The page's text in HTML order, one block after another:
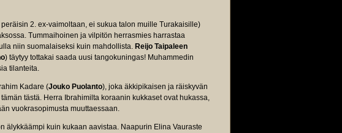
2. ex-vaimoltaan, ei sukua talon muille Turakaisille)
Tummaihoinen ja vilpitön herrasmies harrastaa
niin suomalaiseksi kuin mahdollista. Reijo Taipaleen
) täytyy tottakai saada uusi tangokuningas! Muhammedin
tilanteita.
Kadare (Jouko Puolanto), joka äkkipikaisen ja räiskyvän
tästä. Herra Ibrahimilta koraanin kukkaset ovat hukassa,
vuokrasopimusta muuttaessaan.
älykkäämpi kuin kukaan aavistaa. Naapurin Elina Vauraste